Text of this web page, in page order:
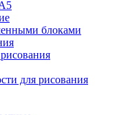
блоками
для рисования